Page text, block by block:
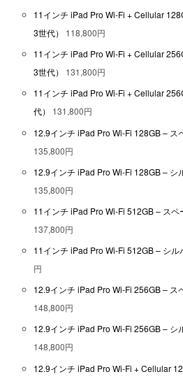
11インチ iPad Pro Wi-Fi + Cellular
3世代）
118,800円
11インチ iPad Pro Wi-Fi + Cellular
3世代）
131,800円
11インチ iPad Pro Wi-Fi + Cellular
代）
131,800円
12.9インチ iPad Pro Wi-Fi 128GB – ス
135,800円
12.9インチ iPad Pro Wi-Fi 128GB – シ
135,800円
11インチ iPad Pro Wi-Fi 512GB – スペ
137,800円
11インチ iPad Pro Wi-Fi 512GB – シル
円
12.9インチ iPad Pro Wi-Fi 256GB – ス
148,800円
12.9インチ iPad Pro Wi-Fi 256GB – シ
148,800円
12.9インチ iPad Pro Wi-Fi + Cellular